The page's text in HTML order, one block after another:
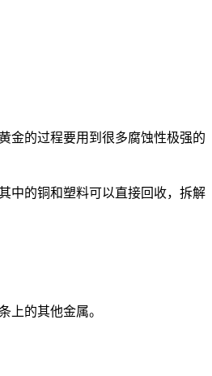
金的过程要用到很多腐蚀性极强的
中的铜和塑料可以直接回收，拆解
上的其他金属。